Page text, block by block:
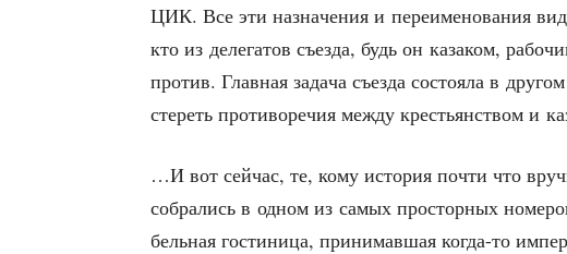
ЦИК. Все эти назна­че­ния и пере­име­но­ва­ния
кто из деле­га­тов съез­да, будь он каза­ком,
про­тив. Глав­ная зада­ча съез­да состо­я­ла в
сте­реть про­ти­во­ре­чия меж­ду кре­стьян­ством и
…И вот сей­час, те, кому исто­рия почти что
собра­лись в одном из самых про­стор­ных
бель­ная гости­ни­ца, при­ни­мав­шая когда-то